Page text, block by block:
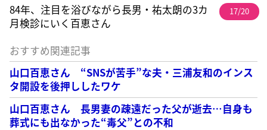
84年、注目を浴びながら長男・祐太朗の3カ
月検診にいく百恵さん
17/20
おすすめ関連記事
山口百恵さん “SNSが苦手”な夫・三浦友和のインス
タ開設を後押ししたワケ
山口百恵さん 長男妻の疎遠だった父が逝去…自身も
葬式にも出なかった“毒父”との不和